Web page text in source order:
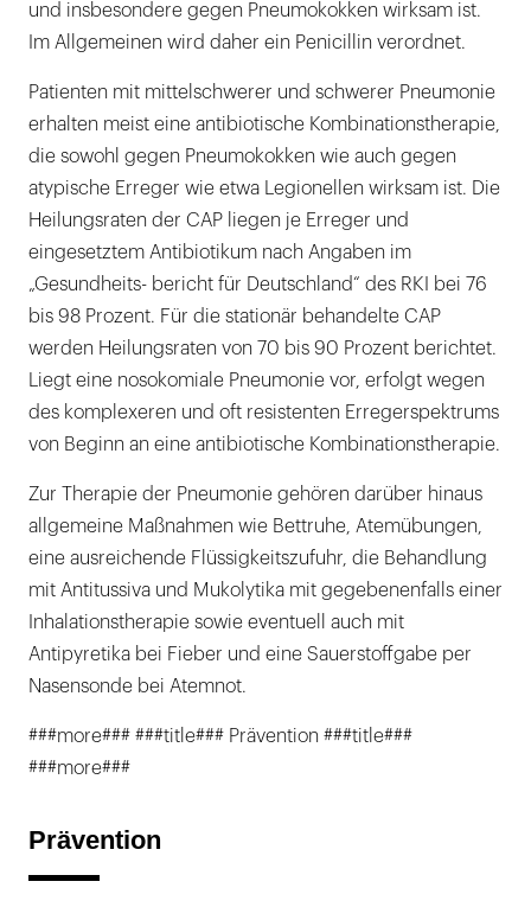
und insbesondere gegen Pneumokokken wirksam ist.
Im Allgemeinen wird daher ein Penicillin verordnet.
Patienten mit mittelschwerer und schwerer Pneumonie
erhalten meist eine antibiotische Kombinationstherapie,
die sowohl gegen Pneumokokken wie auch gegen
atypische Erreger wie etwa Legionellen wirksam ist. Die
Heilungsraten der CAP liegen je Erreger und
eingesetztem Antibiotikum nach Angaben im
„Gesundheits- bericht für Deutschland“ des RKI bei 76
bis 98 Prozent. Für die stationär behandelte CAP
werden Heilungsraten von 70 bis 90 Prozent berichtet.
Liegt eine nosokomiale Pneumonie vor, erfolgt wegen
des komplexeren und oft resistenten Erregerspektrums
von Beginn an eine antibiotische Kombinationstherapie.
Zur Therapie der Pneumonie gehören darüber hinaus
allgemeine Maßnahmen wie Bettruhe, Atemübungen,
eine ausreichende Flüssigkeitszufuhr, die Behandlung
mit Antitussiva und Mukolytika mit gegebenenfalls einer
Inhalationstherapie sowie eventuell auch mit
Antipyretika bei Fieber und eine Sauerstoffgabe per
Nasensonde bei Atemnot.
###more### ###title### Prävention ###title###
###more###
Prävention